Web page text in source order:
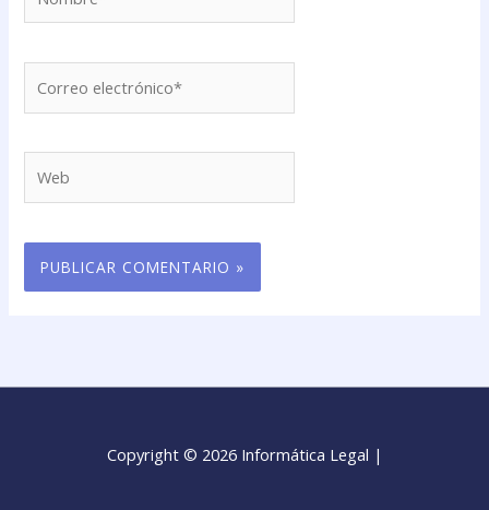
electrónico*
Copyright © 2026 Informática Legal |